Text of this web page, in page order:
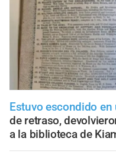
Estuvo escondido
de retraso,
a la biblioteca de